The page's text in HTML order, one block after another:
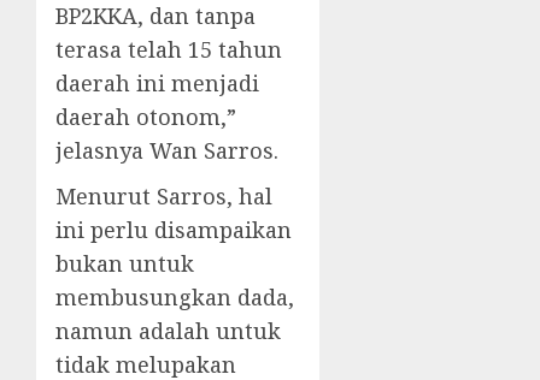
BP2KKA, dan tanpa
terasa telah 15 tahun
daerah ini menjadi
daerah otonom,”
jelasnya Wan Sarros.
Menurut Sarros, hal
ini perlu disampaikan
bukan untuk
membusungkan dada,
namun adalah untuk
tidak melupakan